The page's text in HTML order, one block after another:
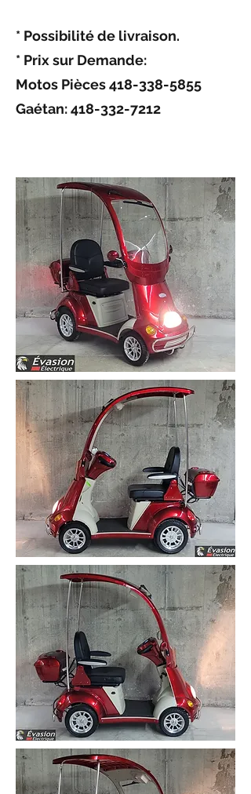
* Possibilité de livraison.
* Prix sur Demande:
Motos Pièces418-338-5855
Gaétan:418-332-7212